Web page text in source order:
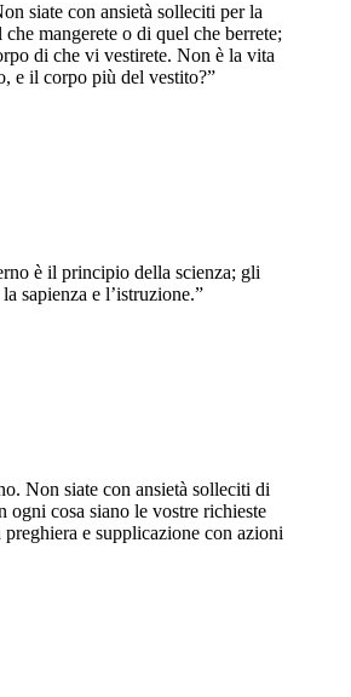
siate con ansietà solleciti per la
mangerete o di quel che berrete;
di che vi vestirete. Non è la vita
e il corpo più del vestito?”
è il principio della scienza; gli
sapienza e l’istruzione.”
Non siate con ansietà solleciti di
ogni cosa siano le vostre richieste
e supplicazione con azioni